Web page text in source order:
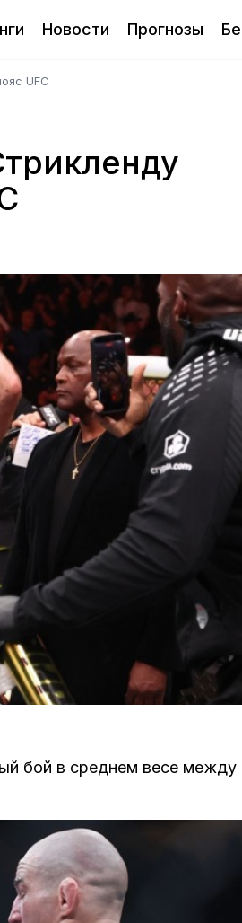
Новости Прогнозы
UFC
бой в среднем весе между